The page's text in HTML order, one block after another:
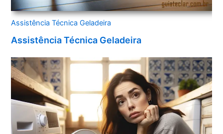
Assistência Técnica Geladeira
Assistência Técnica Geladeira